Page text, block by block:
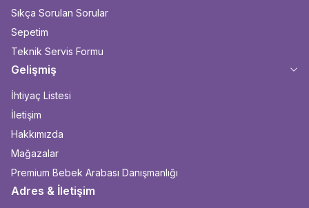
Sıkça Sorulan Sorular
Sepetim
Teknik Servis Formu
Gelişmiş
İhtiyaç Listesi
İletişim
Hakkımızda
Mağazalar
Premium Bebek Arabası Danışmanlığı
Adres & İletişim